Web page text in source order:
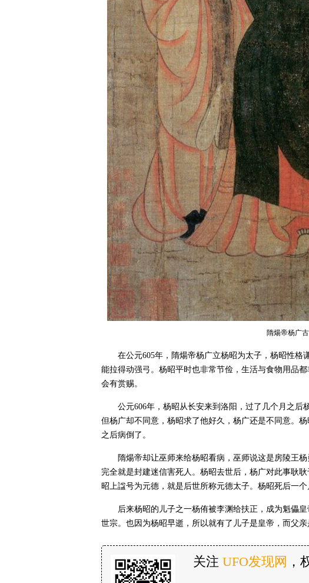
隋煬帝杨广古
在公元605年，隋煬帝杨广立杨昭为太子，杨昭性格
能拉得动强弓。杨昭平时也非常节俭，生活与食物用品
会有赏赐。
公元606年，杨昭从长安来到洛阳，过了几个月之后
但杨广却不同意，杨昭求了他好久，杨广还是不同意。
之后病倒了。
隋煬帝却让巫师来给杨昭看病，巫师说这是房陵王
完全就是封建迷信害死人。杨昭去世后，杨广对此事耿
昭上諡号为元德，就是后世所称元德太子。杨昭死后一
后来杨昭的儿子之一杨侑被李渊给扶正，成为魁儡
世宗。也因为杨昭早逝，所以就有了儿子是皇帝，而父亲
关注 UFO发现网 ，